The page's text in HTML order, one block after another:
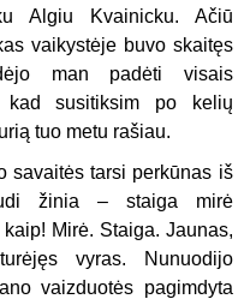
Algiu Kvainicku. Ačiū
vaikystėje buvo skaitęs
man padėti visais
kad susitiksim po kelių
tuo metu rašiau.
savaitės tarsi perkūnas iš
žinia – staiga mirė
Mirė. Staiga. Jaunas,
vyras. Nunuodijo
vaizduotės pagimdyta